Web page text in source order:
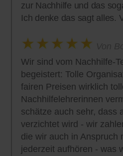
zur Nachhilfe und das
Ich denke das sagt alles.
Wir sind vom Nachhilfe-
begeistert: Tolle
fairen Preisen wirklich
Nachhilfelehrerinnen
schätze auch sehr, dass
verzichtet wird - wir
die wir auch in Anspruch
jederzeit aufhören - was